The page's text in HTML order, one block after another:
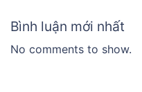
Bình luận mới nhất
No comments to show.